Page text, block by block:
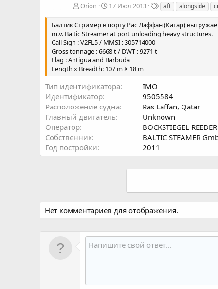
Orion 17 Июл 2013
Т
г
и
aft alongside
Балтик Стример в порту Рас Лаффан (Катар)
m.v. Baltic Streamer at port unloading heavy structures.
Call Sign : V2FL5 / MMSI : 305714000
Gross tonnage : 6668 t / DWT : 9271 t
Flag : Antigua and Barbuda
Length x Breadth: 107 m X 18 m
Тип идентификатора
IMO
Идентификатор
9505584
Расположение судна
Ras Laffan, Qatar
Главный двигатель
Unknown
Оператор
BOCKSTIEGEL
Собственник
BALTIC STEAMER
Год постройки
2011
Нет комментариев для отображения.